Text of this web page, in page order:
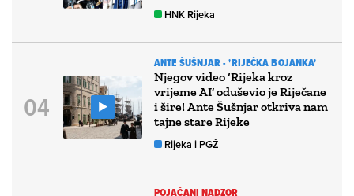
HNK Rijeka
ANTE ŠUŠNJAR - 'RIJEČKA BOJANKA'
Njegov video ‘Rijeka kroz
vrijeme AI’ oduševio je Riječane
i šire! Ante Šušnjar otkriva nam
tajne stare Rijeke
Rijeka i PGŽ
POJAČANI NADZOR